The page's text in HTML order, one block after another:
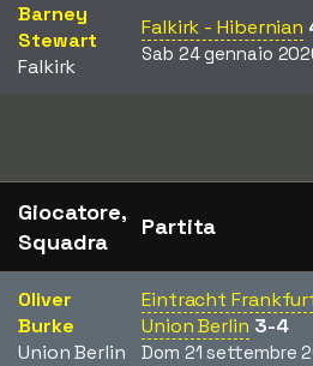
Barney
Stewart
Falkirk
Falkirk - Hibernian
Sab 24 gennaio
Giocatore,
Squadra
Partita
Oliver
Burke
Union Berlin
Eintracht
Union Berlin 3-4
Dom 21 settembre